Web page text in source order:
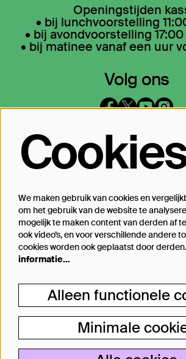
Openingstijden
• bij lunchvoorstelling
• bij avondvoorstelling
• bij matinee vanaf een uur
Volg ons
Op de hoogte
Inschrijven
Steun Theater
Je kunt Theater Bellevue ook
een kleine donatie bij
kaartje tot aan particulier
We maken gebruik van cookies en
om het gebruik van de website te
mogelijk te maken content van derden af
ook video’s, en voor verschillende andere
cookies worden ook geplaatst door derden.
informatie…
Alleen functionele
Minimale